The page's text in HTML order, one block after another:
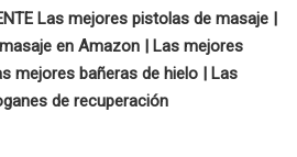
Las mejores pistolas de masaje |
en Amazon | Las mejores
mejores bañeras de hielo | Las
de recuperación